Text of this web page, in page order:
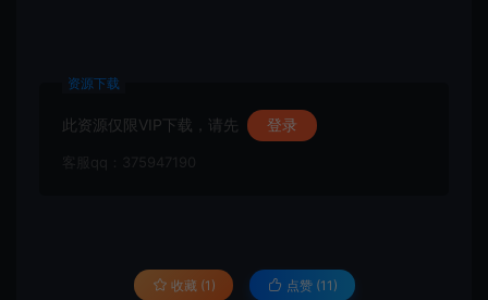
资源下载
此资源仅限VIP下载，请先 登录
客服qq：375947190
收藏 (1) 点赞 (11 )